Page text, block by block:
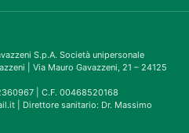
S.p.A. Società unipersonale
| Via Mauro Gavazzeni, 21 – 24125
| C.F. 00468520168
| Direttore sanitario: Dr. Massimo